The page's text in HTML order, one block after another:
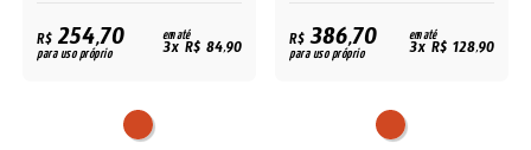
R$254,70
para uso próprio
em até
3x R$ 84,90 R$386,70
para uso próprio
em até
3x R$ 128,90